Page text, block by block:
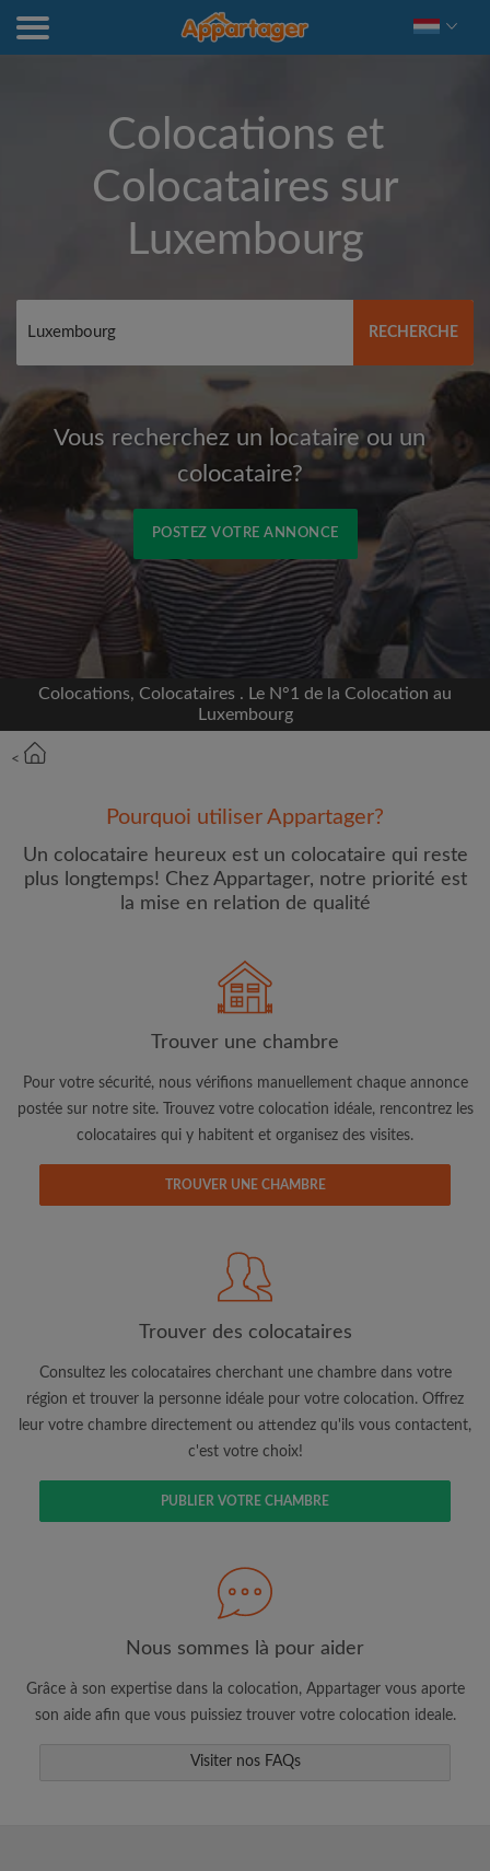
Colocations et
Colocataires sur
Luxembourg
RECHERCHE
Vous recherchez un locataire ou un
colocataire?
POSTEZ VOTRE ANNONCE
Inscrivez-vous avec Facebook
Nous ne publierons jamais sur votre page sans
Prénom
Adresse email
J'ai lu, compris et accepte les
Conditions d'utilisation
et ai pris connaissance de la
CRÉER PROFIL
Je souhaite recevoir des offres exclusives et des mises à
Faites une recherche selon ce qui vous
semble important
Consultez les chambres et les profils des
Sauvegardez vos recherches
annonce correspondant à vos critères
Colocations, Colocataires . Le N°1 de la Colocation au
Luxembourg
<
Pourquoi utiliser Appartager?
Un colocataire heureux est un colocataire qui reste
plus longtemps! Chez Appartager, notre priorité est
la mise en relation de qualité
Trouver une chambre
Pour votre sécurité, nous vérifions manuellement chaque annonce
postée sur notre site. Trouvez votre colocation idéale, rencontrez les
colocataires qui y habitent et organisez des visites.
TROUVER UNE CHAMBRE
Trouver des colocataires
Consultez les colocataires cherchant une chambre dans votre
région et trouver la personne idéale pour votre colocation. Offrez
leur votre chambre directement ou attendez qu'ils vous contactent,
c'est votre choix!
PUBLIER VOTRE CHAMBRE
Nous sommes là pour aider
Grâce à son expertise dans la colocation, Appartager vous aporte
son aide afin que vous puissiez trouver votre colocation ideale.
Visiter nos FAQs